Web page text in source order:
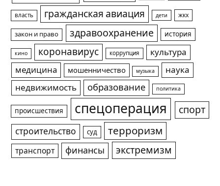
власть гражданская авиация дети жкх
закон и право здравоохранение история
кино коронавирус коррупция
культура
медицина
мошенничество музыка
наука
недвижимость
образование политика
происшествия спецоперация спорт
строительство суд терроризм
транспорт финансы экстремизм